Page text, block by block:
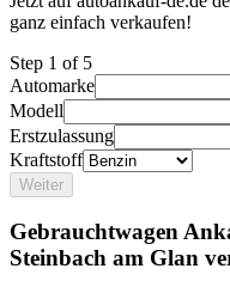
ganz einfach verkaufen!
Step 1 of 5
Automarke
Modell
Erstzulassung
Kraftstoff
Weiter
Gebrauchtwagen
Steinbach am Glan